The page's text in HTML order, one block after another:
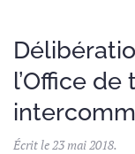
l’Office
Écrit le23 mai 2018.